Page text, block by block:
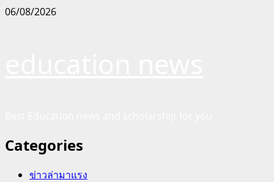
Skip
06/08/2026
Categories
ข่าวล่ามาแรง